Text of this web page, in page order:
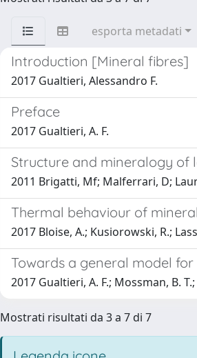
esporta metadati
Introduction [Mineral fibres]
2017 Gualtieri, Alessandro F.
Preface
2017 Gualtieri, A. F.
Structure and mineralogy of
2011 Brigatti, Mf; Malferrari, D;
Thermal behaviour of
2017 Bloise, A.; Kusiorowski, R.;
Towards a general model
2017 Gualtieri, A. F.; Mossman, B.
Mostrati risultati da 3 a 7 di 7